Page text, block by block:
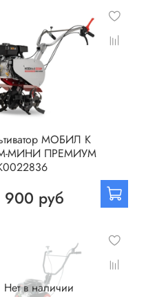
МОБИЛ К
МИНИ ПРЕМИУМ
900 руб
Нет в наличии